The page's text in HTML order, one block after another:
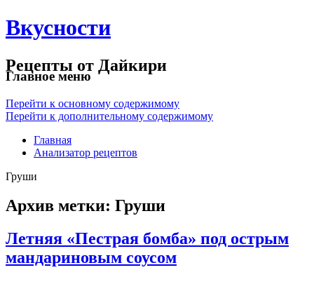
Вкусности
Рецепты от Дайкири
Главное меню
Перейти к основному содержимому
Перейти к дополнительному содержимому
Главная
Анализатор рецептов
Груши
Архив метки: Груши
Летняя «Пестрая бомба» под острым
мандариновым соусом